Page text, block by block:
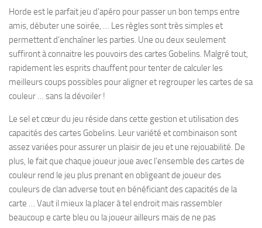
Horde est le parfait jeu d’apéro pour passer un bon temps entre
amis, débuter une soirée, … Les règles sont très simples et
permettent d’enchaîner les parties. Une ou deux seulement
suffiront à connaitre les pouvoirs des cartes Gobelins. Malgré tout,
rapidement les esprits chauffent pour tenter de calculer les
meilleurs coups possibles pour aligner et regrouper les cartes de sa
couleur … sans la dévoiler !
Le sel et cœur du jeu réside dans cette gestion et utilisation des
capacités des cartes Gobelins. Leur variété et combinaison sont
assez variées pour assurer un plaisir de jeu et une rejouabilité. De
plus, le fait que chaque joueur joue avec l’ensemble des cartes de
couleur rend le jeu plus prenant en obligeant de joueur des
couleurs de clan adverse tout en bénéficiant des capacités de la
carte … Vaut il mieux la placer à tel endroit mais rassembler
beaucoup e carte bleu ou la joueur ailleurs mais de ne pas